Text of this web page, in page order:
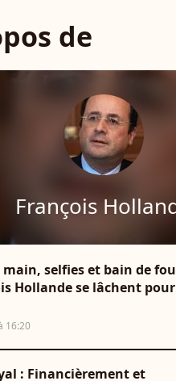
de
François
main, selfies et bain de
Hollande se lâchent
16:20
: Financièrement et